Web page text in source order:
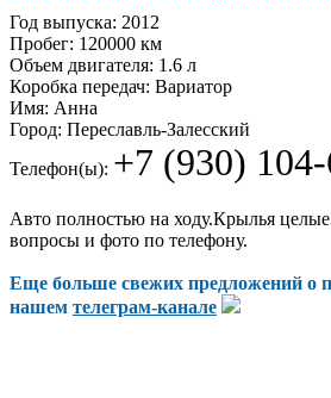
Год выпуска: 2012
Пробег: 120000 км
Объем двигателя: 1.6 л
Коробка передач: Вариатор
Имя: Анна
Город: Переславль-Залесский
Телефон(ы): +7 (930)
Авто полностью на ходу.Крылья
вопросы и фото по телефону.
Еще больше свежих предложений о
нашем телеграм-канале